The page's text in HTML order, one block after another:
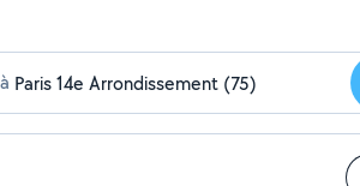
à